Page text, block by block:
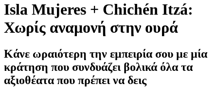
Isla Mujeres + Chichén Itzá:
Χωρίς αναμονή στην ουρά
Κάνε ωραιότερη την εμπειρία σου με μία
κράτηση που συνδυάζει βολικά όλα τα
αξιοθέατα που πρέπει να δεις